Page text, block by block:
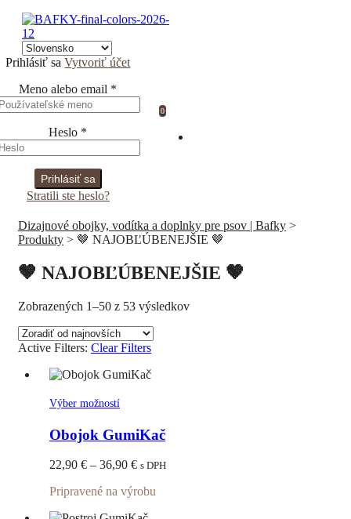
Prihlásiť sa Vytvoriť účet
Meno alebo email *
Heslo *
Prihlásiť sa
Stratili ste heslo?
0
Dizajnové obojky, vodítka a doplnky pre psov | Bafky >
Produkty > 🤎 NAJOBĽÚBENEJŠIE 🤎
🤎 NAJOBĽÚBENEJŠIE 🤎
Zobrazených 1–50 z 53 výsledkovZoradené
Active Filters: Clear Filters
Výber možnostíTento
má
viacero
variantov.
Možnosti
si
môžete
vybrať
Obojok GumiKač
22,90 € – 36,90 €Price
22,90 €
s DPH
Pripravené na výrobu